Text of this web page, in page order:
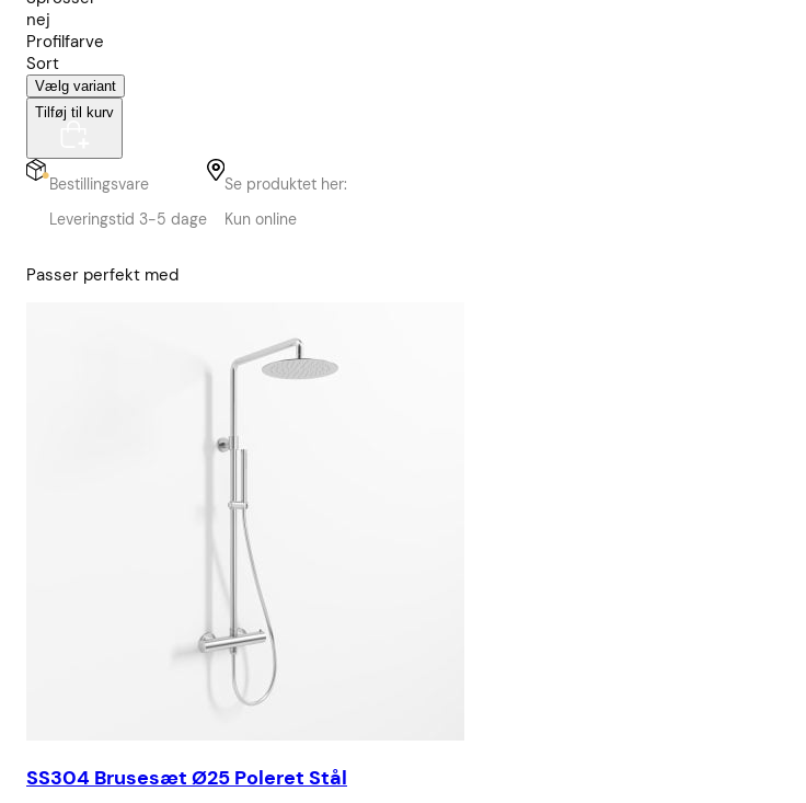
nej
Profilfarve
Sort
Vælg variant
Tilføj til kurv
Bestillingsvare
Leveringstid 3-5 dage
Se produktet her:
Kun online
Passer perfekt med
SS304 Brusesæt Ø25 Poleret Stål